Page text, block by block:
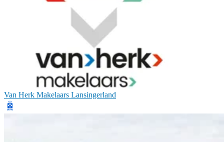
Van Herk Makelaars Lansingerland